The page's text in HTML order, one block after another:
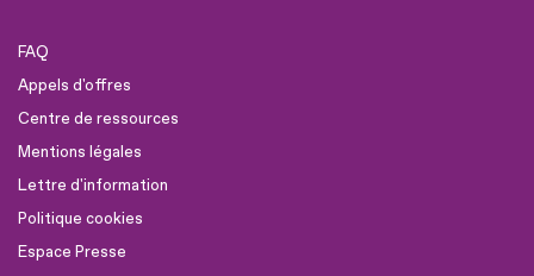
FAQ
Appels d'offres
Centre de ressources
Mentions légales
Lettre d'information
Politique cookies
Espace Presse